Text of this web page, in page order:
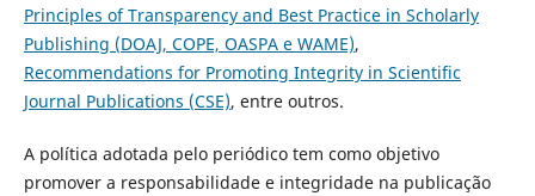
Principles of Transparency and Best Practice in Scholarly
Publishing (DOAJ, COPE, OASPA e WAME),
Recommendations for Promoting Integrity in Scientific
Journal Publications (CSE), entre outros.
A política adotada pelo periódico tem como objetivo
promover a responsabilidade e integridade na publicação